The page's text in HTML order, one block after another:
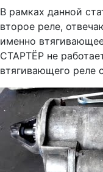
В рамках данной
второе реле,
именно
СТАРТЁР не
втягивающего реле